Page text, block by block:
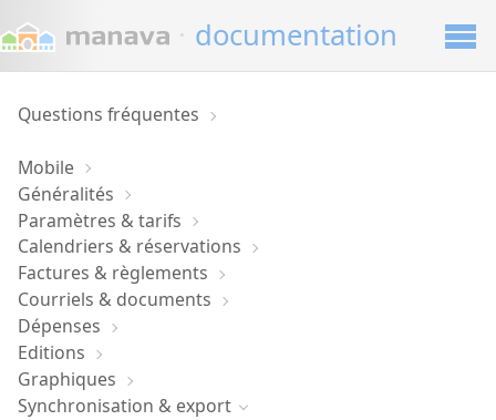
· documentation
Questions fréquentes
Mobile
Généralités
Paramètres & tarifs
Calendriers & réservations
Factures & règlements
Courriels & documents
Dépenses
Editions
Graphiques
Synchronisation & export